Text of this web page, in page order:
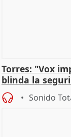
Torres: "Vox
blinda la
control"
Sonido